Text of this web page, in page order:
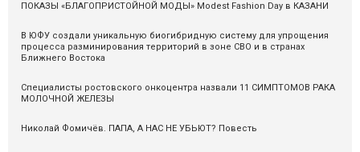
ПОКАЗЫ «БЛАГОПРИСТОЙНОЙ МОДЫ» Modest Fashion Day в КАЗАНИ
В ЮФУ создали уникальную биогибридную систему для упрощения
процесса разминирования территорий в зоне СВО и в странах
Ближнего Востока
Специалисты ростовского онкоцентра назвали 11 СИМПТОМОВ РАКА
МОЛОЧНОЙ ЖЕЛЕЗЫ
Николай Фомичёв. ПАПА, А НАС НЕ УБЬЮТ? Повесть